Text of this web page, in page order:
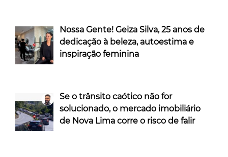
Nossa Gente! Geiza Silva, 25 anos de
dedicação à beleza, autoestima e
inspiração feminina
Se o trânsito caótico não for
solucionado, o mercado imobiliário
de Nova Lima corre o risco de falir